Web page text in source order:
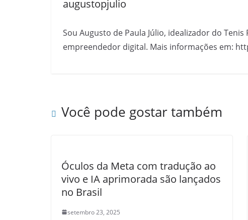
augustopjulio
Sou Augusto de Paula Júlio, idealizador do
empreendedor digital. Mais informações em:
Você pode gostar também
Óculos da Meta com tradução ao
vivo e IA aprimorada são lançados
no Brasil
setembro 23, 2025